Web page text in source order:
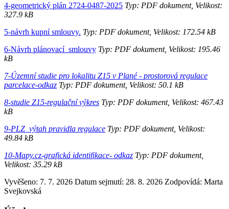
4-geometrický plán 2724-0487-2025 Typ: PDF dokument, Velikost:
327.9 kB
5-návrh kupní smlouvy. Typ: PDF dokument, Velikost: 172.54 kB
6-Návrh plánovací_smlouvy Typ: PDF dokument, Velikost: 195.46
kB
7-Územní studie pro lokalitu Z15 v Plané - prostorová regulace
parcelace-odkaz Typ: PDF dokument, Velikost: 50.1 kB
8-studie Z15-regulační výkres Typ: PDF dokument, Velikost: 467.43
kB
9-PLZ_výtah pravidla regulace Typ: PDF dokument, Velikost:
49.84 kB
10-Mapy.cz-grafická identifikace- odkaz Typ: PDF dokument,
Velikost: 35.29 kB
Vyvěšeno: 7. 7. 2026 Datum sejmutí: 28. 8. 2026 Zodpovídá: Marta
Svejkovská